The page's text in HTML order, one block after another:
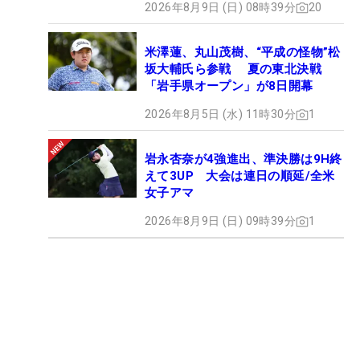
2026年8月9日 (日) 08時39分 20
米澤蓮、丸山茂樹、“平成の怪物”松
坂大輔氏ら参戦 夏の東北決戦
「岩手県オープン」が8日開幕
2026年8月5日 (水) 11時30分 1
岩永杏奈が4強進出、準決勝は9H終
えて3UP 大会は連日の順延/全米
女子アマ
2026年8月9日 (日) 09時39分 1